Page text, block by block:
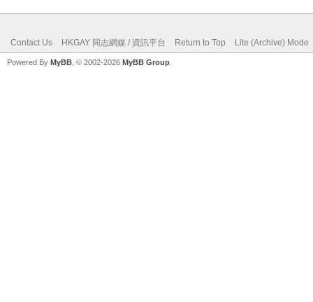
Contact Us HKGAY 同志網媒 / 資訊平台 Return to Top Lite (Archive) Mode
Powered By MyBB , © 2002-2026 MyBB Group